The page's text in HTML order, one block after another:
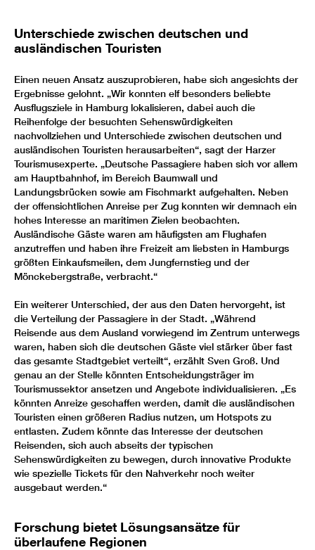
Unterschiede zwischen deutschen und
ausländischen Touristen
Einen neuen Ansatz auszuprobieren, habe sich angesichts der
Ergebnisse gelohnt. „Wir konnten elf besonders beliebte
Ausflugsziele in Hamburg lokalisieren, dabei auch die
Reihenfolge der besuchten Sehenswürdigkeiten
nachvollziehen und Unterschiede zwischen deutschen und
ausländischen Touristen herausarbeiten“, sagt der Harzer
Tourismusexperte. „Deutsche Passagiere haben sich vor allem
am Hauptbahnhof, im Bereich Baumwall und
Landungsbrücken sowie am Fischmarkt aufgehalten. Neben
der offensichtlichen Anreise per Zug konnten wir demnach ein
hohes Interesse an maritimen Zielen beobachten.
Ausländische Gäste waren am häufigsten am Flughafen
anzutreffen und haben ihre Freizeit am liebsten in Hamburgs
größten Einkaufsmeilen, dem Jungfernstieg und der
Mönckebergstraße, verbracht.“
Ein weiterer Unterschied, der aus den Daten hervorgeht, ist
die Verteilung der Passagiere in der Stadt. „Während
Reisende aus dem Ausland vorwiegend im Zentrum unterwegs
waren, haben sich die deutschen Gäste viel stärker über fast
das gesamte Stadtgebiet verteilt“, erzählt Sven Groß. Und
genau an der Stelle könnten Entscheidungsträger im
Tourismussektor ansetzen und Angebote individualisieren. „Es
könnten Anreize geschaffen werden, damit die ausländischen
Touristen einen größeren Radius nutzen, um Hotspots zu
entlasten. Zudem könnte das Interesse der deutschen
Reisenden, sich auch abseits der typischen
Sehenswürdigkeiten zu bewegen, durch innovative Produkte
wie spezielle Tickets für den Nahverkehr noch weiter
ausgebaut werden.“
Forschung bietet Lösungsansätze für
überlaufene Regionen